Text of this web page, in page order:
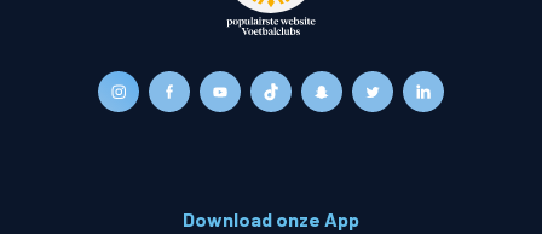
Download onze App